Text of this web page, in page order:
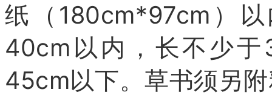
纸（180cm*97cm）
40cm以内，长不少
45cm以下。草书须另